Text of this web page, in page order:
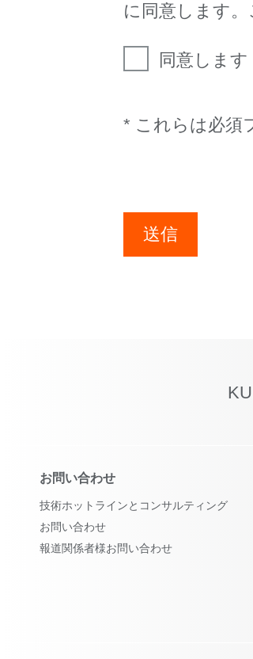
に同意します
同意します
* これらは必須
送信
お問い合わせ
技術ホットラインとコンサルティング
お問い合わせ
報道関係者様お問い合わせ